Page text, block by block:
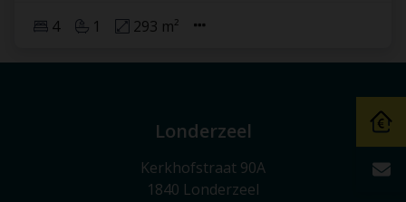
4 1 293 m²
Londerzeel
Kerkhofstraat 90A
1840 Londerzeel